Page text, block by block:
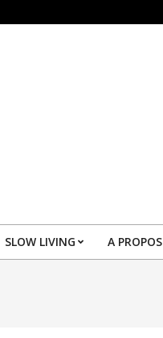
SLOW LIVING A PROPOS